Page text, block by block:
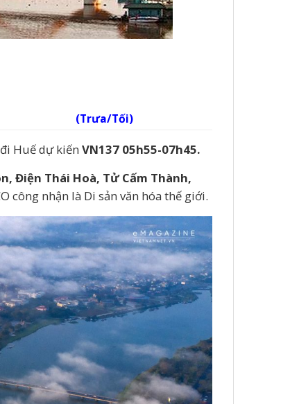
(Trưa/Tối)
Huế dự kiến VN137 05h55-07h45.
Điện Thái Hoà, Tử Cấm Thành,
công nhận là Di sản văn hóa thế giới.